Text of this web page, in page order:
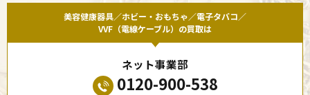
美容健康器具／ホビー・おもちゃ／電子タバコ／
VVF（電線ケーブル）の買取は
ネット事業部
0120-900-538